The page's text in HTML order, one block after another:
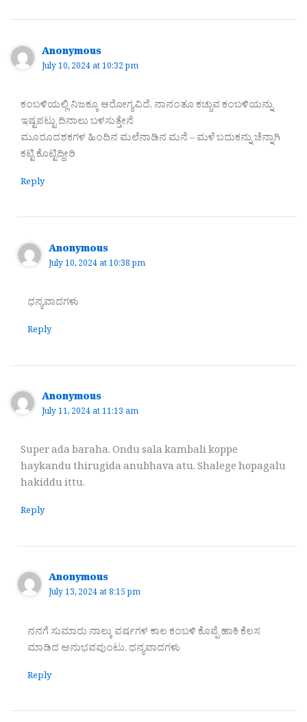
Anonymous
July 10, 2024 at 10:32 pm
ಕಂಬಳಿಯಲ್ಲಿ ನಿಜಕ್ಕೂ ಆರೋಗ್ಯವಿದೆ, ನಾನಂತೂ ಕಚ್ಚುವ ಕಂಬಳಿಯನ್ನು
ಇಷ್ಟಪಟ್ಟು ದಿನಾಲು ಬಳಸುತ್ತೇನೆ
ಮೂರೂದಶಕಗಳ ಹಿಂದಿನ ಮಲೆನಾಡಿನ ಮನೆ – ಮಳೆ ಬದುಕನ್ನು ಚೆನ್ನಾಗಿ
ಕಟ್ಟಿ ಕೊಟ್ಟಿದ್ದೀರಿ
Reply
Anonymous
July 10, 2024 at 10:38 pm
ಧನ್ಯವಾದಗಳು
Reply
Anonymous
July 11, 2024 at 11:13 am
Super ada baraha. Ondu sala kambali koppe
haykandu thirugida anubhava atu. Shalege hopagalu
hakiddu ittu.
Reply
Anonymous
July 13, 2024 at 8:15 pm
ನನಗೆ ಸುಮಾರು ನಾಲ್ಕು ವರ್ಷಗಳ ಕಾಲ ಕಂಬಳಿ ಕೊಪ್ಪೆ ಹಾಕಿ ಕೆಲಸ
ಮಾಡಿದ ಅನುಭವವುಂಟು. ಧನ್ಯವಾದಗಳು
Reply